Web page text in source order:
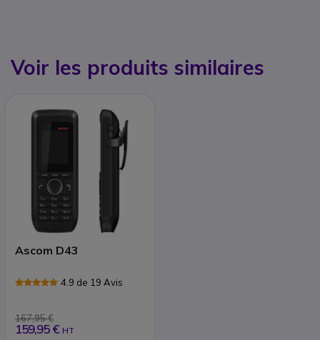
Voir les produits similaires
Ascom D43
4.9 de 19 Avis
167,95 €
159,95 € HT